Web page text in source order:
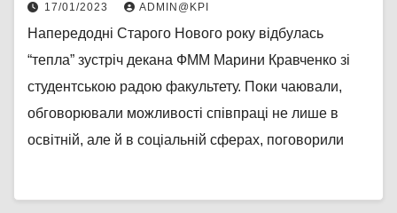
17/01/2023 ADMIN@KPI
Напередодні Старого Нового року відбулась
“тепла” зустріч декана ФММ Марини Кравченко зі
студентською радою факультету. Поки чаювали,
обговорювали можливості співпраці не лише в
освітній, але й в соціальній сферах, поговорили